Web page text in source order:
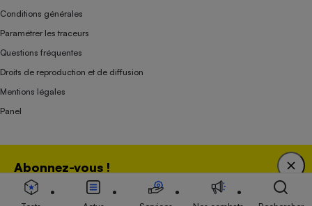
Abonnez-vous !
Bénéficiez d'une expertise unique tout en soutenant
Conditions générales
Paramétrer les traceurs
Questions fréquentes
Droits de reproduction et de diffusion
Mentions légales
Panel
Association indépendante de l’État, des syndicats, des producteurs et des
distributeurs depuis 1951.